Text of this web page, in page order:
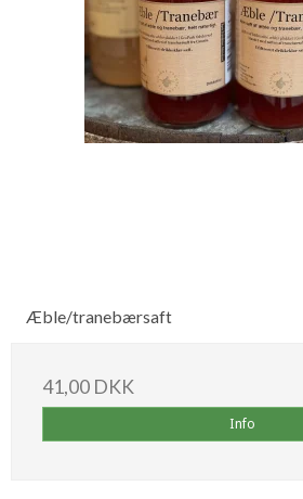
Æble/tranebærsaft
41,00 DKK
Info